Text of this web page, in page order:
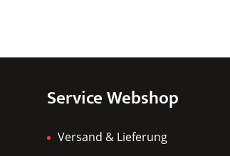
Service Webshop
Versand & Lieferung